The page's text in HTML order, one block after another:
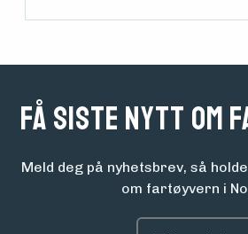
Få siste nytt om
Meld deg på nyhetsbrev, så
om fartøyvern i